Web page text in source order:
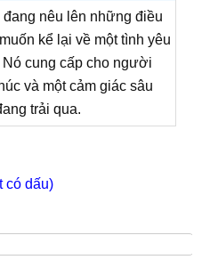
nêu lên những điều
kể lại về một tình yêu
cung cấp cho người
và một cảm giác sâu
trải qua.
có dấu)